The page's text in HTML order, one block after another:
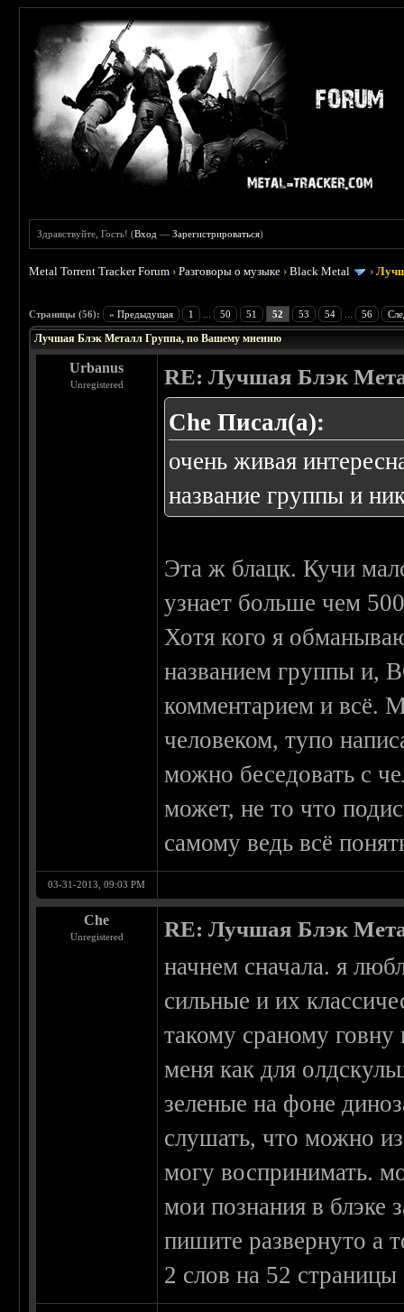
Здравствуйте, Гость! (Вход —Зарегистрироваться)
Metal Torrent Tracker Forum ›Разговоры о музыке ›Black Metal ›
Страницы (56): « Предыдущая 1 50 51 52 53 54 56
Лучшая Блэк Металл Группа, по Вашему мнению
Urbanus
Unregistered RE: Лучшая Блэк
Che Писал(а):
очень живая
название группы и
Эта ж блацк. Кучи
узнает больше чем
Хотя кого я
названием группы
комментарием и всё.
человеком, тупо
можно беседовать с
может, не то что
самому ведь всё
03-31-2013, 09:03 PM
Che
Unregistered RE: Лучшая Блэк
начнем сначала. я
сильные и их
такому сраному
меня как для
зеленые на фоне
слушать, что можно
могу воспринимать.
мои познания в блэке
пишите развернуто а
2 слов на 52 страницы